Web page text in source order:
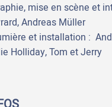
mise en scène et
Andreas Müller
et installation :
Holliday, Tom et Jerry